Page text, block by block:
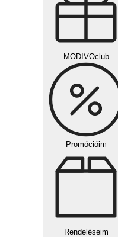
MODIVOclub
Promócióim
Rendeléseim